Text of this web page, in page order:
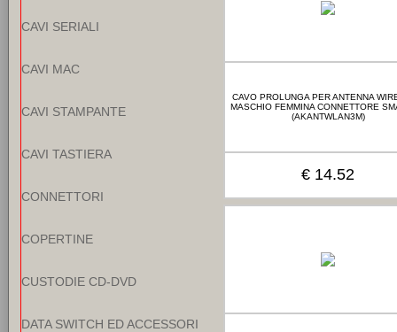
CAVI SERIALI
CAVI MAC
CAVI STAMPANTE
CAVI TASTIERA
CONNETTORI
COPERTINE
CUSTODIE CD-DVD
DATA SWITCH ED ACCESSORI
CAVO PROLUNGA PER ANTENNA
MASCHIO FEMMINA CONNETTORE
(AKANTWLAN3M)
€ 14.52